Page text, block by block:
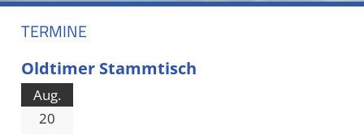
TERMINE
Oldtimer Stammtisch
Aug.
20